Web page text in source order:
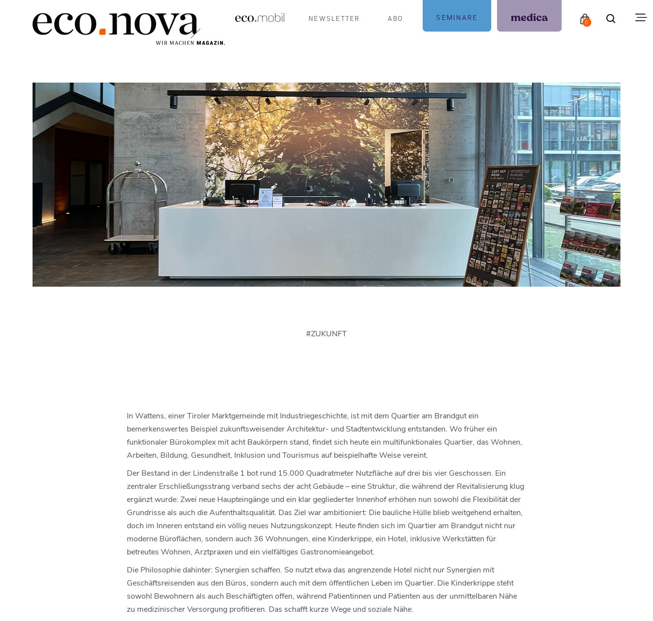
NEWSLETTER ABO SEMINARE
0
#ZUKUNFT
In Wattens, einer Tiroler Marktgemeinde mit Industriegeschichte, ist mit dem Quartier am Brandgut ein
bemerkenswertes Beispiel zukunftsweisender Architektur- und Stadtentwicklung entstanden. Wo früher ein
funktionaler Bürokomplex mit acht Baukörpern stand, findet sich heute ein multifunktionales Quartier, das Wohnen,
Arbeiten, Bildung, Gesundheit, Inklusion und Tourismus auf beispielhafte Weise vereint.
Der Bestand in der Lindenstraße 1 bot rund 15.000 Quadratmeter Nutzfläche auf drei bis vier Geschossen. Ein
zentraler Erschließungsstrang verband sechs der acht Gebäude – eine Struktur, die während der Revitalisierung klug
ergänzt wurde: Zwei neue Haupteingänge und ein klar gegliederter Innenhof erhöhen nun sowohl die Flexibilität der
Grundrisse als auch die Aufenthaltsqualität. Das Ziel war ambitioniert: Die bauliche Hülle blieb weitgehend erhalten,
doch im Inneren entstand ein völlig neues Nutzungskonzept. Heute finden sich im Quartier am Brandgut nicht nur
moderne Büroflächen, sondern auch 36 Wohnungen, eine Kinderkrippe, ein Hotel, inklusive Werkstätten für
betreutes Wohnen, Arztpraxen und ein vielfältiges Gastronomieangebot.
Die Philosophie dahinter: Synergien schaffen. So nutzt etwa das angrenzende Hotel nicht nur Synergien mit
Geschäftsreisenden aus den Büros, sondern auch mit dem öffentlichen Leben im Quartier. Die Kinderkrippe steht
sowohl Bewohnern als auch Beschäftigten offen, während Patientinnen und Patienten aus der unmittelbaren Nähe
zu medizinischer Versorgung profitieren. Das schafft kurze Wege und soziale Nähe.